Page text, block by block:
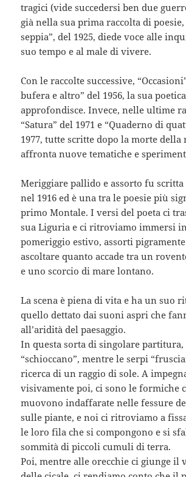
tragici (vide succedersi ben due
già nella sua prima raccolta di poesie,
seppia”, del 1925, diede voce alle
suo tempo e al male di vivere.
Con le raccolte successive,
bufera e altro” del 1956, la sua
approfondisce. Invece, nelle ultime
“Satura” del 1971 e “Quaderno di
1977, tutte scritte dopo la morte della
affronta nuove tematiche e
Meriggiare pallido e assorto fu
nel 1916 ed è una tra le poesie più
primo Montale. I versi del poeta ci
sua Liguria e ci ritroviamo immersi
pomeriggio estivo, assorti
ascoltare quanto accade tra un
e uno scorcio di mare lontano.
La scena è piena di vita e ha un suo
quello dettato dai suoni aspri che
all’aridità del paesaggio.
In questa sorta di singolare
“schioccano”, mentre le serpi
ricerca di un raggio di sole. A
visivamente poi, ci sono le formiche
muovono indaffarate nelle fessure
sulle piante, e noi ci ritroviamo a
le loro fila che si compongono e si
sommità di piccoli cumuli di terra.
Poi, mentre alle orecchie ci giunge il